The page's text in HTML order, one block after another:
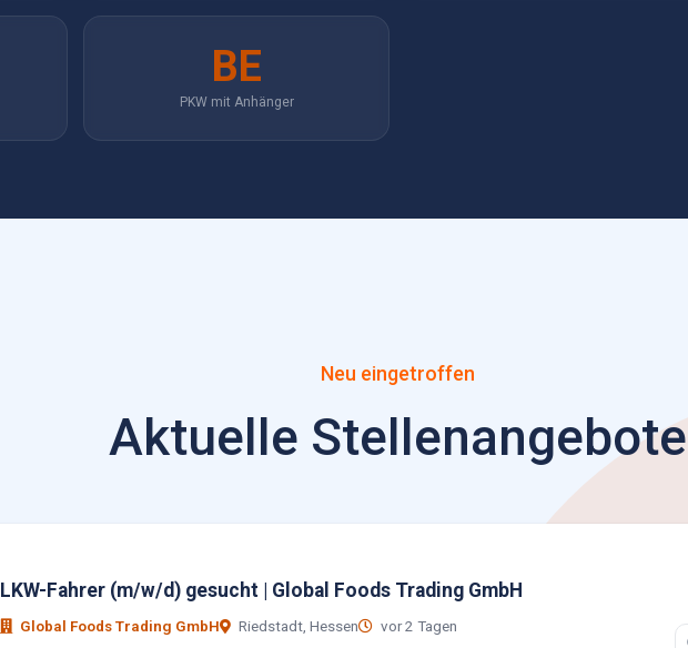
BE
PKW mit Anhänger
Neu eingetroffen
Aktuelle Stellenangebote
LKW-Fahrer (m/w/d) gesucht | Global Foods Trading GmbH
Global Foods Trading GmbH Riedstadt, Hessen vor 2 Tagen